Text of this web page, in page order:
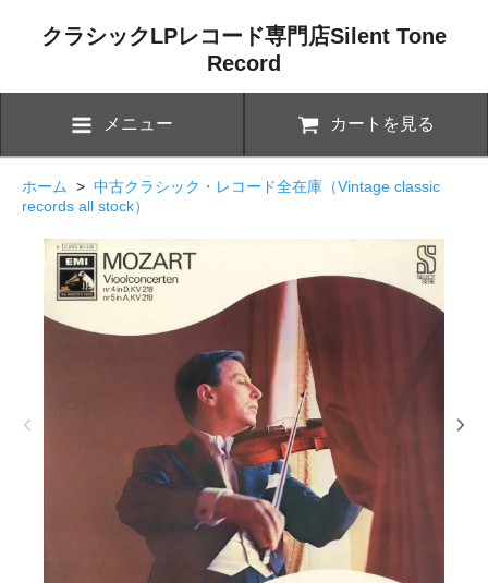
クラシックLPレコード専門店Silent Tone
Record
メニュー カートを見る
ホーム > 中古クラシック・レコード全在庫（Vintage classic
records all stock）